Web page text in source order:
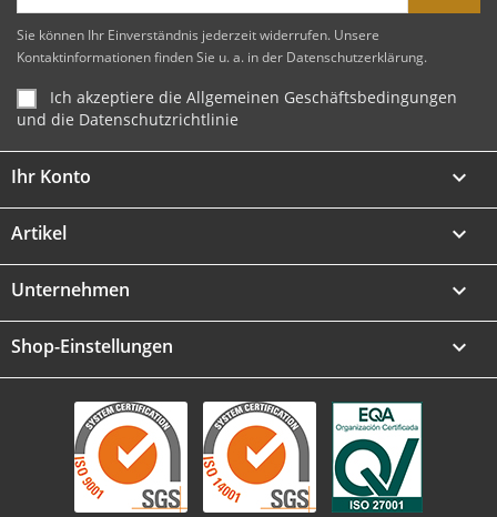
Sie können Ihr Einverständnis jederzeit widerrufen. Unsere
Kontaktinformationen finden Sie u. a. in der Datenschutzerklärung.
Ich akzeptiere die Allgemeinen Geschäftsbedingungen
und die Datenschutzrichtlinie
Ihr Konto 
Artikel 
Unternehmen 
Shop-Einstellungen keyboard_arrow_down